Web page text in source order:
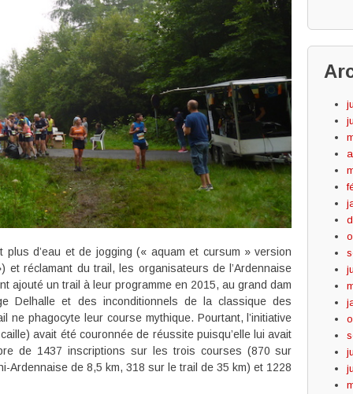
d’eau et de jogging (« aquam et cursum » version
et réclamant du trail, les organisateurs de l’Ardennaise
ajouté un trail à leur programme en 2015, au grand dam
Delhalle et des inconditionnels de la classique des
ne phagocyte leur course mythique. Pourtant, l’initiative
avait été couronnée de réussite puisqu’elle lui avait
de 1437 inscriptions sur les trois courses (870 sur
Ardennaise de 8,5 km, 318 sur le trail de 35 km) et 1228